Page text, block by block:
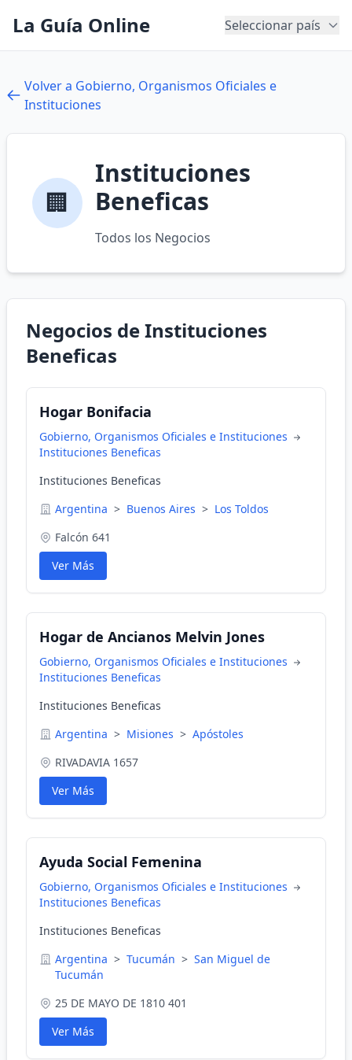
La Guía Online Seleccionar país
Volver a Gobierno, Organismos Oficiales e
Instituciones
🏢
Instituciones
Beneficas
Todos los Negocios
Negocios de Instituciones
Beneficas
Hogar Bonifacia
Gobierno, Organismos Oficiales e Instituciones
Instituciones Beneficas
Instituciones Beneficas
Argentina > Buenos Aires > Los Toldos
Falcón 641
Ver Más
Hogar de Ancianos Melvin Jones
Gobierno, Organismos Oficiales e Instituciones
Instituciones Beneficas
Instituciones Beneficas
Argentina > Misiones > Apóstoles
RIVADAVIA 1657
Ver Más
Ayuda Social Femenina
Gobierno, Organismos Oficiales e Instituciones
Instituciones Beneficas
Instituciones Beneficas
Argentina > Tucumán > San Miguel de
Tucumán
25 DE MAYO DE 1810 401
Ver Más